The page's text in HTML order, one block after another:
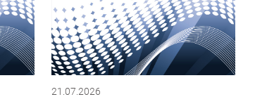
21.07.2026